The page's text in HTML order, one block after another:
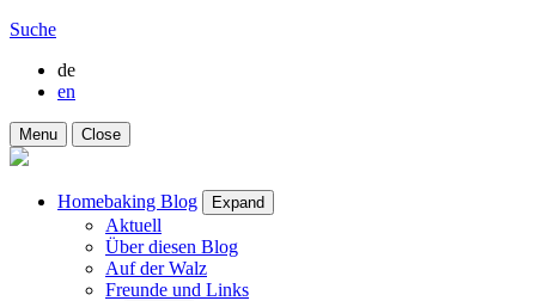
Suche
de
en
Menu Close
Homebaking Blog Expand
Aktuell
Über diesen Blog
Auf der Walz
Freunde und Links